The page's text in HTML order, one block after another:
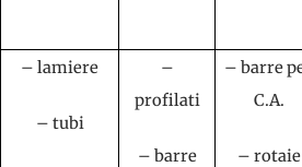
– lamiere
– tubi
–
profilati
– barre
– barre
C.A.
– rotaie